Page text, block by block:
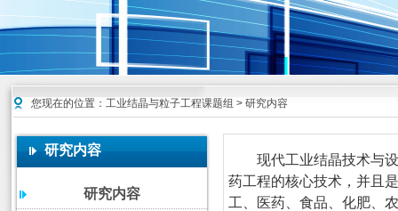
您现在的位置： 工业结晶与粒子工程课题组 > 研究内容
研究内容
研究内容
现代工业结晶技术与
药工程的核心技术，并且
工、医药、食品、化肥、